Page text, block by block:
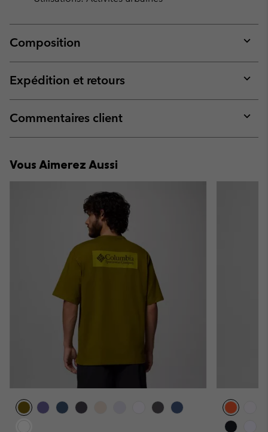
Composition
or
Expédition et retours
or
Commentaires client
or
Vous Aimerez Aussi